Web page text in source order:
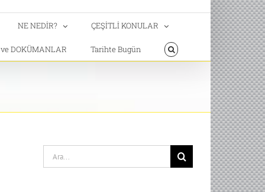
NE NEDİR? ÇEŞİTLİ KONULAR
DOKÜMANLAR Tarihte Bugün
Search
for: